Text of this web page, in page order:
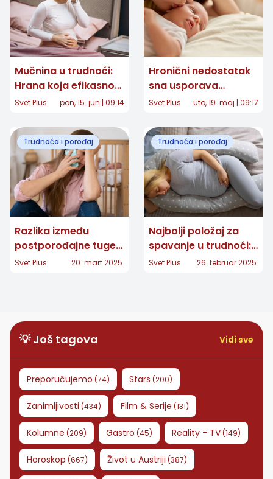
Mučnina u trudnoći:
Hrana koja efikasno
smiruje želudac
Svet Plus pon, 15. jun | 09:14
Hronični nedostatak
sna usporava
oporavak nakon
praktičnih načina da
nove mame spavaju
bolje
Svet Plus uto, 19. maj | 09:17
Trudnoća i porođaj
Razlika između
postporođajne tuge i
postporođajne
Svet Plus 20. mart 2025.
Trudnoća i porođaj
Najbolji položaj za
spavanje u trudnoći:
Saveti za udoban san
Svet Plus 26. februar 2025.
💡 Još tagova Vidi sve
Preporučujemo (74) Stars (200)
Zanimljivosti (434) Film & Serije (131)
Kolumne (209) Gastro (45) Reality - TV(149)
Horoskop (667) Život u Austriji (387)